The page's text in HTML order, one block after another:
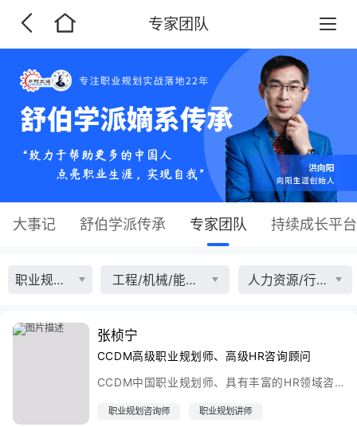
专家团队
大事记 舒伯学派传承 专家团队 持续成长平台
职业规划讲师 工程/机械/能源/制造业 人力资源/行政/其它
张桢宁
CCDM高级职业规划师、高级HR咨询顾问
CCDM中国职业规划师、具有丰富的HR领域咨询经验，担任上海建行路支行行长胜任力模型顾问组首席顾问负责领导力胜任力模型的制作和选拔实施。作为花旗软件、飞利浦、上海大众汽车的高级HR咨询顾问，负责公司营销类、研发类岗位的中高层管理人员和员工访谈，员工素质模型心理学取样及测评实施，素质模型总结汇报，招聘面试设计及操作等。
职业规划咨询师 职业规划讲师